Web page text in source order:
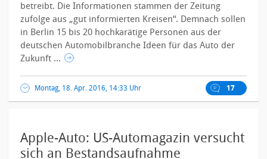
betreibt. Die Informationen stammen der Zeitung
zufolge aus „gut informierten Kreisen“. Demnach sollen
in Berlin 15 bis 20 hochkarätige Personen aus der
deutschen Automobilbranche Ideen für das Auto der
Zukunft ...
Montag, 18. Apr. 2016, 14:33 Uhr 17
Apple-Auto: US-Automagazin versucht
sich an Bestandsaufnahme